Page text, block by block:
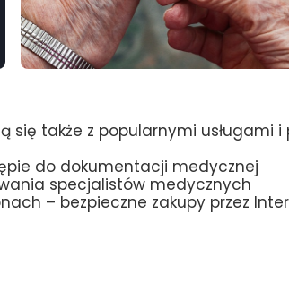
się także z popularnymi usługami
do dokumentacji medycznej
specjalistów medycznych
– bezpieczne zakupy przez